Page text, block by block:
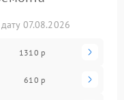
07.08.2026
1310 р
610 р